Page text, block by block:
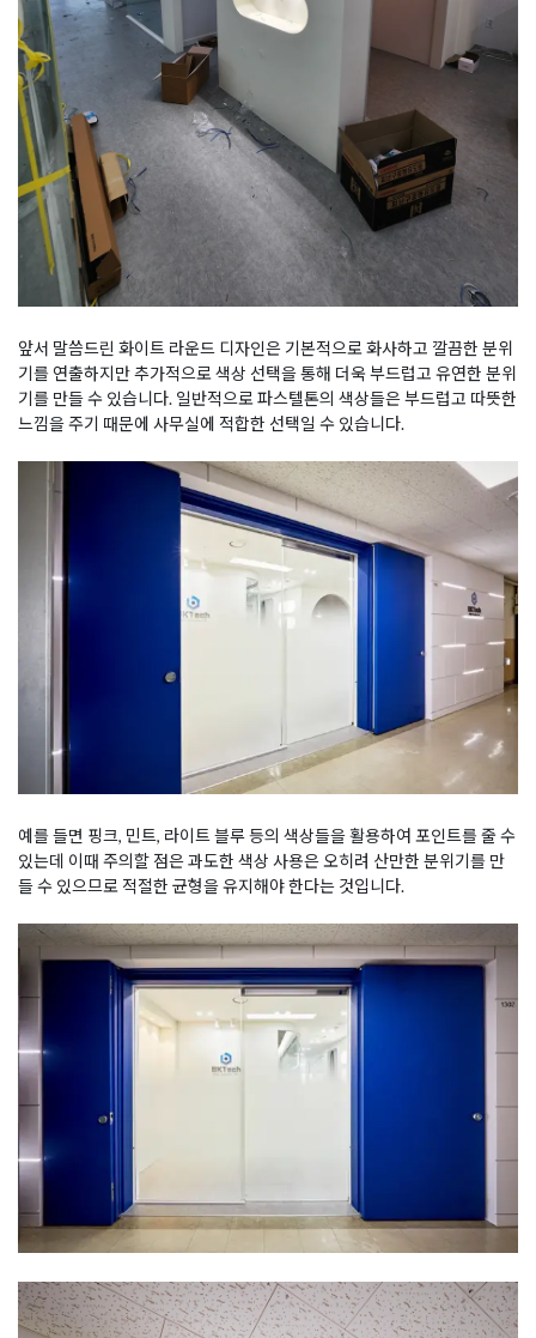
앞서 말씀드린 화이트 라운드 디자인은 기본적으로 화사하고 깔끔한 분위
기를 연출하지만 추가적으로 색상 선택을 통해 더욱 부드럽고 유연한 분위
기를 만들 수 있습니다. 일반적으로 파스텔톤의 색상들은 부드럽고 따뜻한
느낌을 주기 때문에 사무실에 적합한 선택일 수 있습니다.
예를 들면 핑크, 민트, 라이트 블루 등의 색상들을 활용하여 포인트를 줄 수
있는데 이때 주의할 점은 과도한 색상 사용은 오히려 산만한 분위기를 만
들 수 있으므로 적절한 균형을 유지해야 한다는 것입니다.